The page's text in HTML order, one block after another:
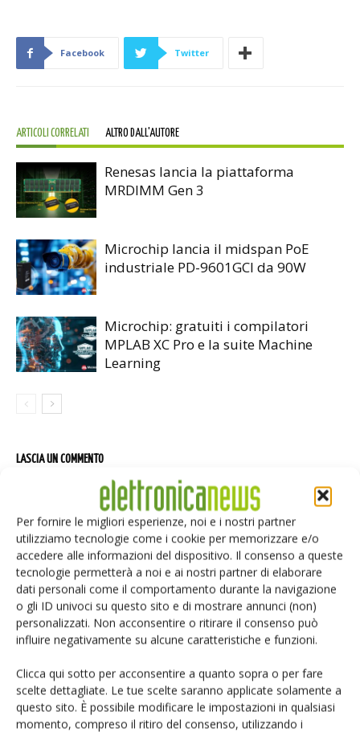
Per fornire le migliori esperienze, noi e i nostri partner
utilizziamo tecnologie come i cookie per memorizzare e/o
accedere alle informazioni del dispositivo. Il consenso a queste
tecnologie permetterà a noi e ai nostri partner di elaborare
dati personali come il comportamento durante la navigazione
o gli ID univoci su questo sito e di mostrare annunci (non)
personalizzati. Non acconsentire o ritirare il consenso può
influire negativamente su alcune caratteristiche e funzioni.
Clicca qui sotto per acconsentire a quanto sopra o per fare
scelte dettagliate. Le tue scelte saranno applicate solamente a
questo sito. È possibile modificare le impostazioni in qualsiasi
momento, compreso il ritiro del consenso, utilizzando i
Facebook Twitter
ARTICOLI CORRELATI ALTRO DALL'AUTORE
Renesas lancia la piattaforma
MRDIMM Gen 3
Microchip lancia il midspan PoE
industriale PD-9601GCI da 90W
Microchip: gratuiti i compilatori
MPLAB XC Pro e la suite Machine
Learning
LASCIA UN COMMENTO